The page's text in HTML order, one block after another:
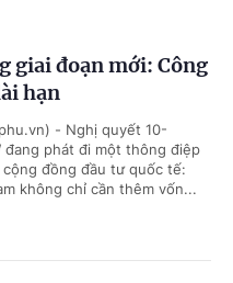
giai đoạn mới: Công
hạn
- Nghị quyết 10-
đang phát đi một thông điệp
cộng đồng đầu tư quốc tế:
không chỉ cần thêm vốn...